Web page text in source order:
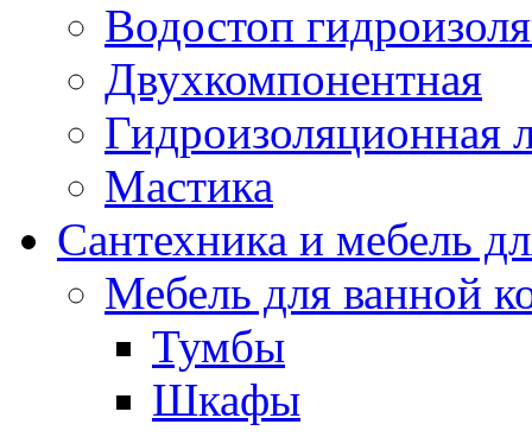
Водостоп
Двухкомпонентная
Гидроизоляционная
Мастика
Сантехника и мебель
Мебель для ванной
Тумбы
Шкафы